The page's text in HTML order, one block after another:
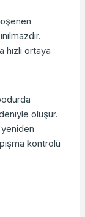
hızlı ortaya
oluşur.
kontrolü